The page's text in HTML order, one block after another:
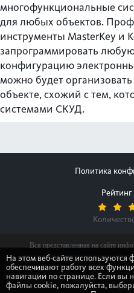
многофункциональные
для любых объектов.
инструменты MasterKey и
запрограммировать
конфигурацию
можно будет
объекте, схожий с тем,
системами СКУД.
Политика
Рейтинг
Вся представленная на сайте
продуктов, наличия на складе,
характер и ни при каких
определяемой положениями Статьи
На этом веб-сайте используются
обеспечивают работу всех
навигации по странице. Если вы
файлы cookie, пожалуйста,